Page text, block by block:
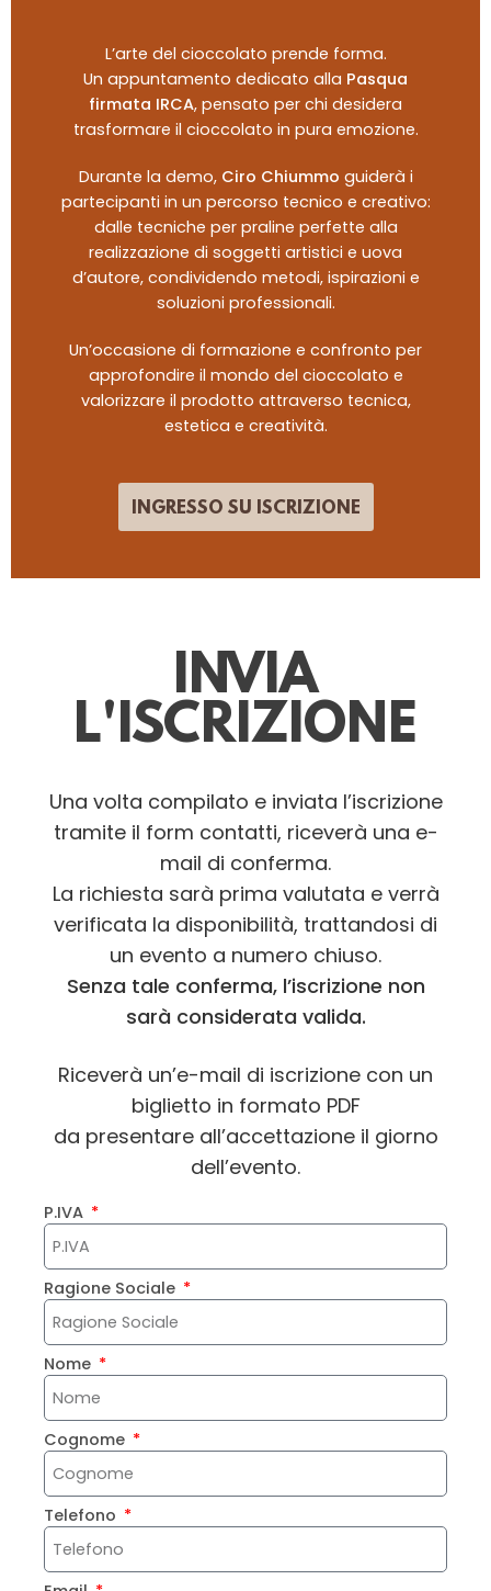
L’arte del cioccolato prende forma.
Un appuntamento dedicato alla Pasqua
firmata IRCA, pensato per chi desidera
trasformare il cioccolato in pura emozione.
Durante la demo, Ciro Chiummo guiderà i
partecipanti in un percorso tecnico e creativo:
dalle tecniche per praline perfette alla
realizzazione di soggetti artistici e uova
d’autore, condividendo metodi, ispirazioni e
soluzioni professionali.
Un’occasione di formazione e confronto per
approfondire il mondo del cioccolato e
valorizzare il prodotto attraverso tecnica,
estetica e creatività.
INGRESSO SU ISCRIZIONE
INVIA
L'ISCRIZIONE
Una volta compilato e inviata l’iscrizione
tramite il form contatti, riceverà una e-
mail di conferma.
La richiesta sarà prima valutata e verrà
verificata la disponibilità, trattandosi di
un evento a numero chiuso.
Senza tale conferma, l’iscrizione non
sarà considerata valida.
Riceverà un’e-mail di iscrizione con un
biglietto in formato PDF
da presentare all’accettazione il giorno
dell’evento.
P.IVA
Ragione Sociale
Nome
Cognome
Telefono